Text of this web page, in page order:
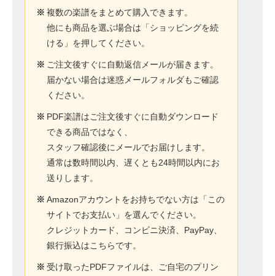
※ 複数の楽譜をまとめて購入できます。
他にも商品を選ぶ場合は「ショッピングを続
ける」を押してください。
※ ご注文後すぐに自動返信メールが届きます。
届かない場合は迷惑メールフォルダもご確認
ください。
※ PDF楽譜はご注文後すぐに自動ダウンロード
できる商品ではなく、
スタッフ確認後にメールでお届けします。
通常は数時間以内、遅くとも24時間以内にお
送りします。
※ Amazonアカウントをお持ちでない方は「この
サイトでお支払い」を選んでください。
クレジットカード、コンビニ決済、PayPay、
銀行振込はこちらです。
※ 受け取ったPDFファイルは、ご自宅のプリン